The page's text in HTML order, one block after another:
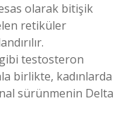
olarak bitişik
retiküler
gibi testosteron
birlikte, kadınlarda
sürünmenin Delta